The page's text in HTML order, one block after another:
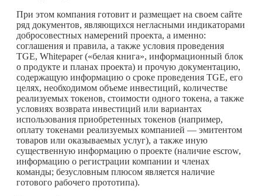
При этом компания готовит и размещает на своем сайте
ряд документов, являющихся негласными индикаторами
добросовестных намерений проекта, а именно:
соглашения и правила, а также условия проведения
TGE, Whitepaper («белая книга», информационный блок
о продукте и планах проекта) и прочую документацию,
содержащую информацию о сроке проведения TGE, его
целях, необходимом объеме инвестиций, количестве
реализуемых токенов, стоимости одного токена, а также
условиях возврата инвестиций или вариантах
использования приобретенных токенов (например,
оплату токенами реализуемых компанией — эмитентом
товаров или оказываемых услуг), а также иную
существенную информацию о проекте (наличие escrow,
информацию о регистрации компании и членах
команды; безусловным плюсом является наличие
готового рабочего прототипа).